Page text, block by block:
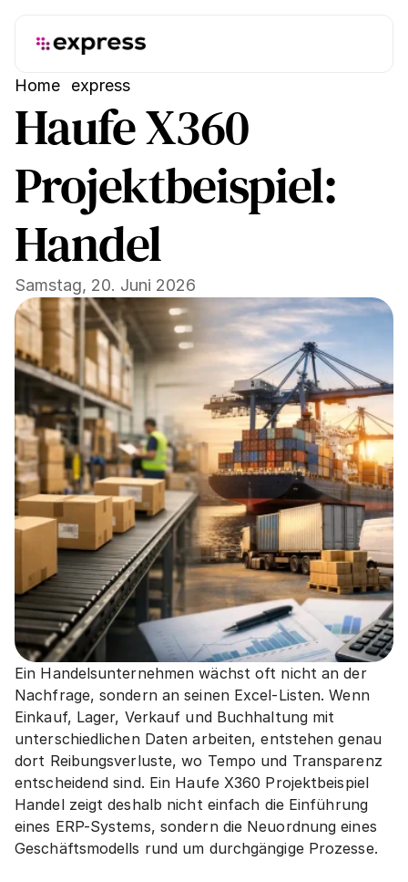
Home express
Haufe X360
Projektbeispiel:
Handel
Samstag, 20. Juni 2026
Ein Handelsunternehmen wächst oft nicht an der
Nachfrage, sondern an seinen Excel-Listen. Wenn
Einkauf, Lager, Verkauf und Buchhaltung mit
unterschiedlichen Daten arbeiten, entstehen genau
dort Reibungsverluste, wo Tempo und Transparenz
entscheidend sind. Ein Haufe X360 Projektbeispiel
Handel zeigt deshalb nicht einfach die Einführung
eines ERP-Systems, sondern die Neuordnung eines
Geschäftsmodells rund um durchgängige Prozesse.